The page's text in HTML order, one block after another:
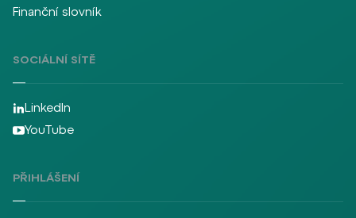
Finanční slovník
SOCIÁLNÍ SÍTĚ
LinkedIn
YouTube
PŘIHLÁŠENÍ